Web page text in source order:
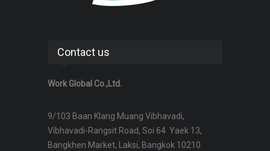
Contact us
Work Global Co.,Ltd.
9/103 Baan Klang Muang Vibhavadi,
Vibhavadi-Rangsit Road, Soi 64 Yaek 13,
Bangkhen Market, Laksi, Bangkok 10210